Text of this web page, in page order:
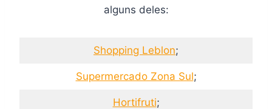
alguns deles:
Shopping Leblon;
Supermercado Zona Sul;
Hortifruti;